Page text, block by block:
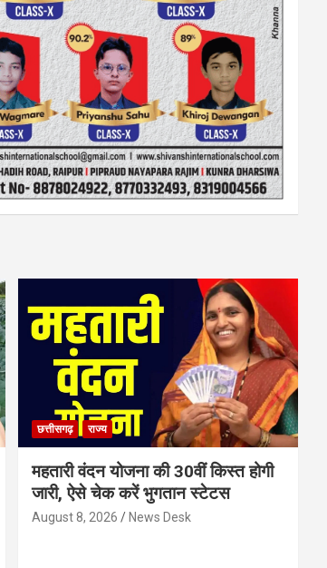
छत्तीसगढ़ राज्य
महतारी वंदन योजना की 30वीं किस्त होगी
जारी, ऐसे चेक करें भुगतान स्टेटस
August 8, 2026 News Desk